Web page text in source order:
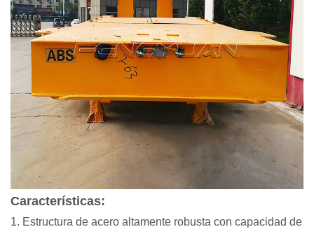
Características:
1. Estructura de acero altamente robusta con capacidad de